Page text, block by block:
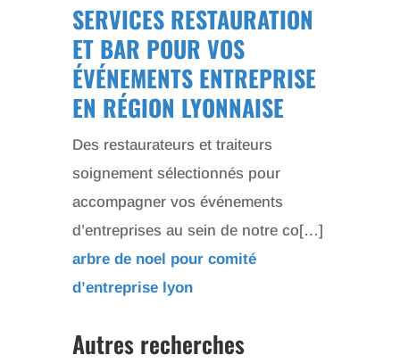
SERVICES RESTAURATION
ET BAR POUR VOS
ÉVÉNEMENTS ENTREPRISE
EN RÉGION LYONNAISE
Des restaurateurs et traiteurs
soignement sélectionnés pour
accompagner vos événements
d’entreprises au sein de notre co[…]
arbre de noel pour comité
d’entreprise lyon
Autres recherches